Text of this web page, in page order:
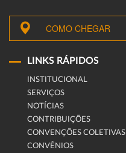
COMO CHEGAR
LINKS RÁPIDOS
INSTITUCIONAL
SERVIÇOS
NOTÍCIAS
CONTRIBUIÇÕES
CONVENÇÕES COLETIVAS
CONVÊNIOS